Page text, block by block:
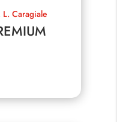
Caragiale